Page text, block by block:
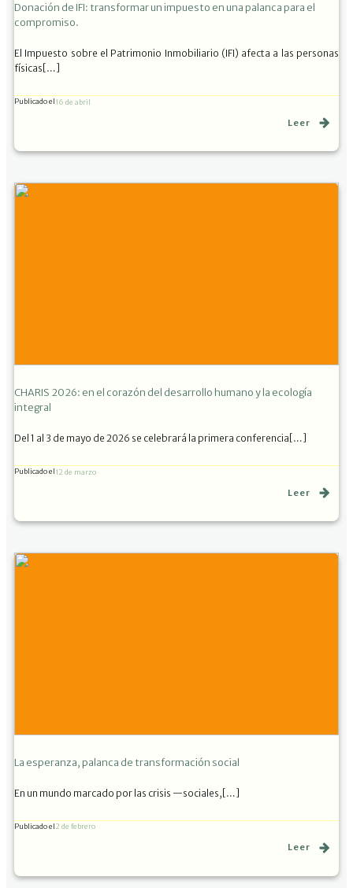
Donación de IFI: transformar un impuesto en una palanca para el
compromiso.
El Impuesto sobre el Patrimonio Inmobiliario (IFI) afecta a las personas
físicas[…]
Publicado el 16 de abril
Leer
CHARIS 2026: en el corazón del desarrollo humano y la ecología
integral
Del 1 al 3 de mayo de 2026 se celebrará la primera conferencia[…]
Publicado el12 de marzo
Leer
La esperanza, palanca de transformación social
En un mundo marcado por las crisis —sociales,[…]
Publicado el2 de febrero
Leer